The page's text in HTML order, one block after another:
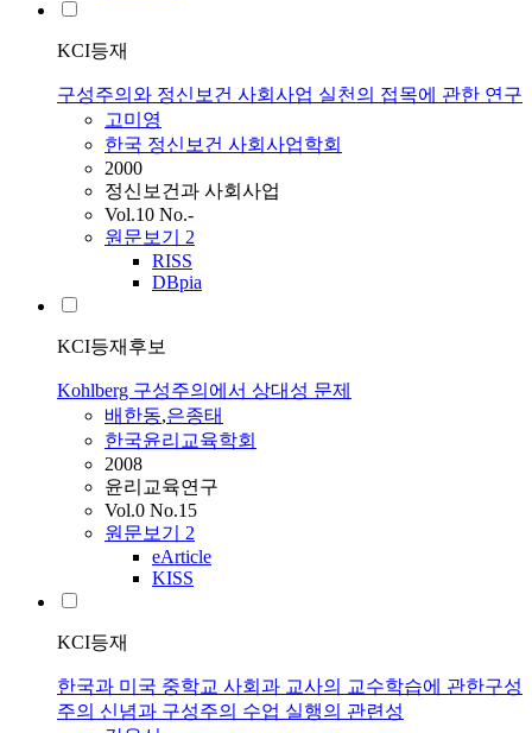
KCI등재
구성주의와 정신보건 사회사업 실천의 접목에 관한 연구
고미영
한국 정신보건 사회사업학회
2000
정신보건과 사회사업
Vol.10 No.-
원문보기 2
RISS
DBpia
KCI등재후보
Kohlberg 구성주의에서 상대성 문제
배한동,은종태
한국윤리교육학회
2008
윤리교육연구
Vol.0 No.15
원문보기 2
eArticle
KISS
KCI등재
한국과 미국 중학교 사회과 교사의 교수학습에 관한구성
주의 신념과 구성주의 수업 실행의 관련성